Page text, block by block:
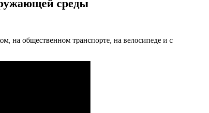
среды
на общественном транспорте, на велосипеде и с